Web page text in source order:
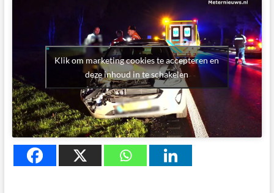
Klik om marketing cookies te accepteren en
deze inhoud in te schakelen